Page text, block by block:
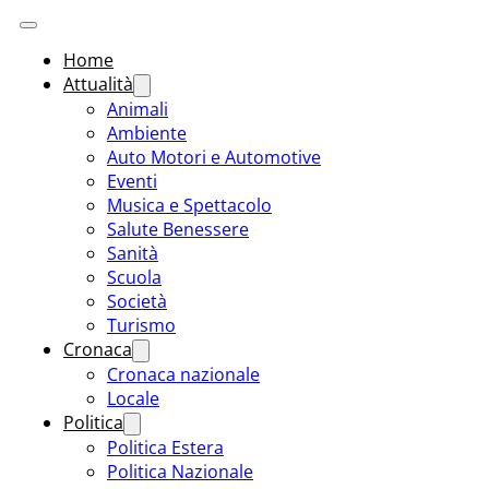
Home
Attualità
Animali
Ambiente
Auto Motori e Automotive
Eventi
Musica e Spettacolo
Salute Benessere
Sanità
Scuola
Società
Turismo
Cronaca
Cronaca nazionale
Locale
Politica
Politica Estera
Politica Nazionale